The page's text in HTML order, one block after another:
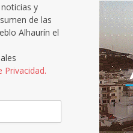
y
de las
Alhaurín el
Privacidad.